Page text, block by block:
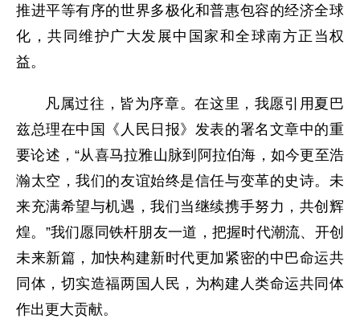
推进平等有序的世界多极化和普惠包容的经济全球
化，共同维护广大发展中国家和全球南方正当权
益。
凡属过往，皆为序章。在这里，我愿引用夏巴
兹总理在中国《人民日报》发表的署名文章中的重
要论述，“从喜马拉雅山脉到阿拉伯海，如今更至浩
瀚太空，我们的友谊始终是信任与变革的史诗。未
来充满希望与机遇，我们当继续携手努力，共创辉
煌。”我们愿同铁杆朋友一道，把握时代潮流、开创
未来新篇，加快构建新时代更加紧密的中巴命运共
同体，切实造福两国人民，为构建人类命运共同体
作出更大贡献。